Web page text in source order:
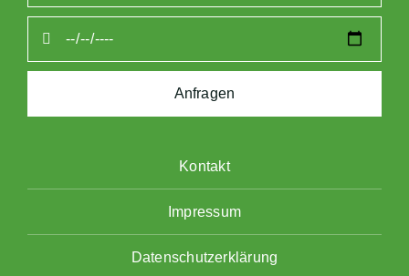
Anfragen
Kontakt
Impressum
Datenschutzerklärung